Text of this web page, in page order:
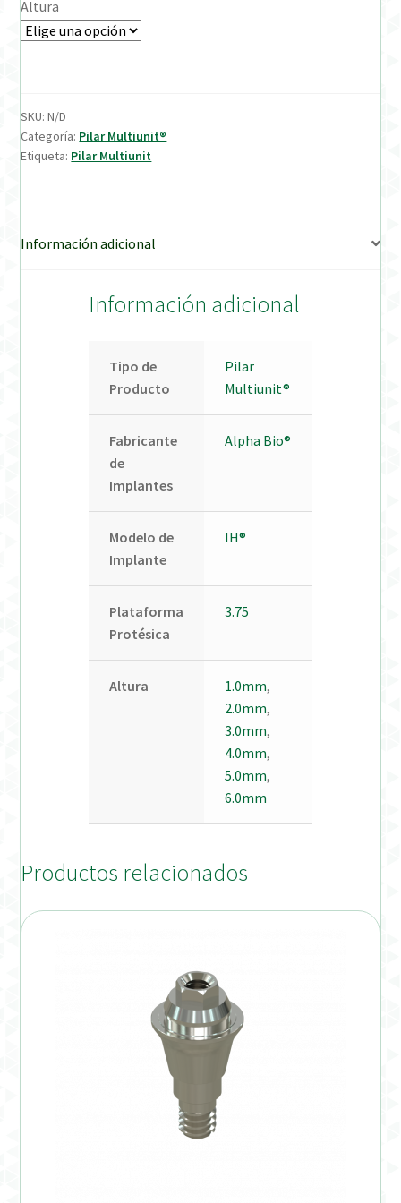
Verification Required
Altura
SKU:N/D
Categoría: Pilar Multiunit®
Etiqueta: Pilar Multiunit
Información adicional
Información adicional
Tipo de
Producto
Pilar
Multiunit®
Fabricante
de
Implantes
Alpha Bio®
Modelo de
Implante
IH®
Plataforma
Protésica
3.75
Altura 1.0mm,
2.0mm,
3.0mm,
4.0mm,
5.0mm,
6.0mm
Productos relacionados